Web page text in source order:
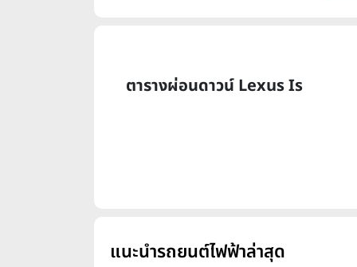
ตารางผ่อนดาวน์ Lexus Is
แนะนำรถยนต์ไฟฟ้าล่าสุด